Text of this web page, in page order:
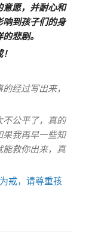
愿，并耐心和
到孩子们的身
悲剧。
经过写出来，
不公平了，真的
我再早一些知
能救你出来，真
戒，请尊重孩